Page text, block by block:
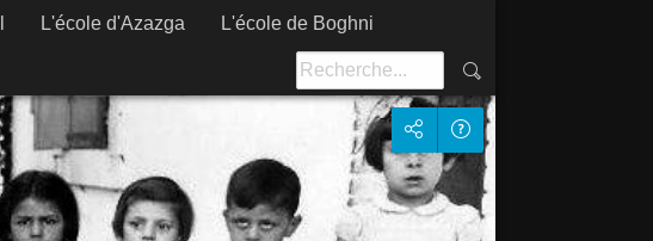
L'école d'Azazga L'école de Boghni